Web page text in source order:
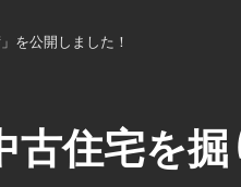
を公開しました！
古住宅を掘